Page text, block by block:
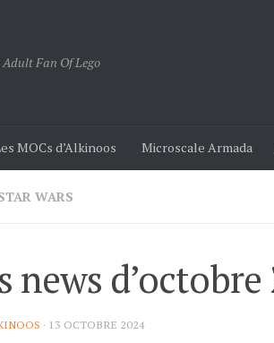
Adult Fan Of Lego
MOCs d’Alkinoos Microscale Armada
WARS
news d’octobre
· 13 OCTOBRE 2024